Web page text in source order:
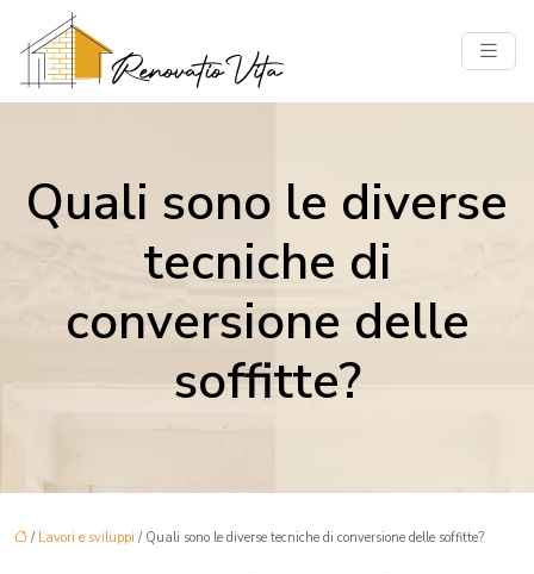
Quali sono le diverse
tecniche di
conversione delle
soffitte?
/ Lavori e sviluppi / Quali sono le diverse tecniche di conversione delle soffitte?